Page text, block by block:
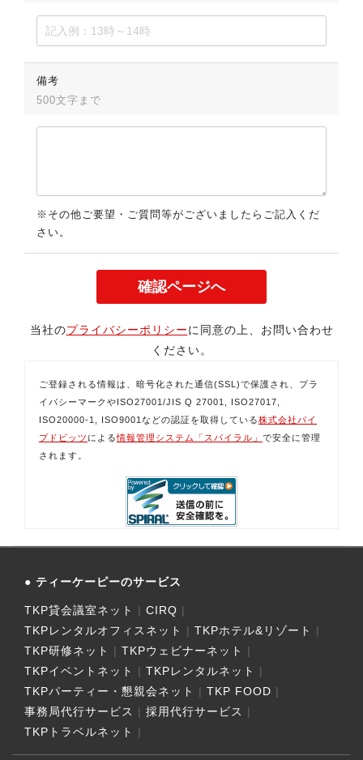
備考
500文字まで
※その他ご要望・ご質問等がございましたらご記入くだ
さい。
当社のプライバシーポリシーに同意の上、お問い合わせ
ください。
ご登録される情報は、暗号化された通信(SSL)で保護され、プラ
イバシーマークやISO27001/JIS Q 27001, ISO27017,
ISO20000-1, ISO9001などの認証を取得している株式会社パイ
プドビッツ による情報管理システム「スパイラル」 で安全に管理
されます。
ティーケーピーのサービス
TKP貸会議室ネット
CIRQ
TKPレンタルオフィスネット
TKPホテル&リゾート
TKP研修ネット
TKPウェビナーネット
TKPイベントネット
TKPレンタルネット
TKPパーティー・懇親会ネット
TKP FOOD
事務局代行サービス
採用代行サービス
TKPトラベルネット